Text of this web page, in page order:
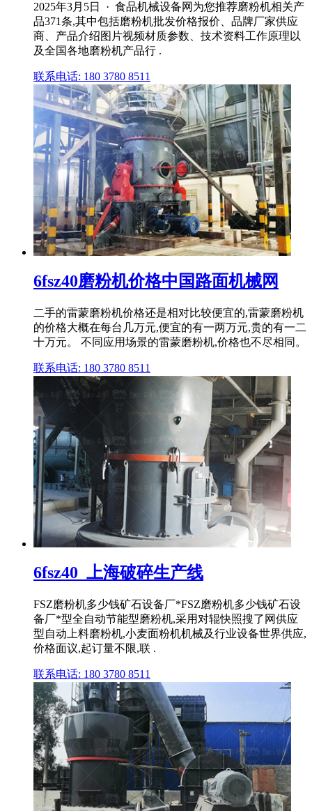
2025年3月5日 · 食品机械设备网为您推荐磨粉机相关产
品371条,其中包括磨粉机批发价格报价、品牌厂家供应
商、产品介绍图片视频材质参数、技术资料工作原理以
及全国各地磨粉机产品行 .
联系电话: 180 3780 8511
6fsz40磨粉机价格中国路面机械网
二手的雷蒙磨粉机价格还是相对比较便宜的,雷蒙磨粉机
的价格大概在每台几万元,便宜的有一两万元,贵的有一二
十万元。 不同应用场景的雷蒙磨粉机,价格也不尽相同。
联系电话: 180 3780 8511
6fsz40_上海破碎生产线
FSZ磨粉机多少钱矿石设备厂*FSZ磨粉机多少钱矿石设
备厂*型全自动节能型磨粉机,采用对辊快照搜了网供应
型自动上料磨粉机,小麦面粉机机械及行业设备世界供应,
价格面议,起订量不限,联 .
联系电话: 180 3780 8511